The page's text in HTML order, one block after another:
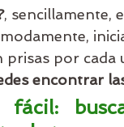
, sencillamente,
por cada
encontrar
fácil: